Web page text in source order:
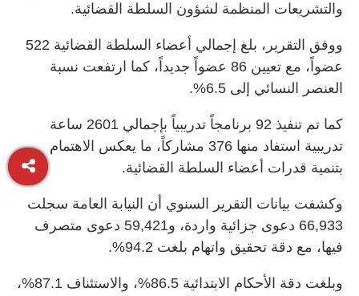
والتشريعات المنظمة لشؤون السلطة القضائية.
ووفق التقرير، بلغ إجمالي أعضاء السلطة القضائية 522
عضواً، مع تعيين 86 عضواً جديداً، كما ارتفعت نسبة
العنصر النسائي إلى 6.5%.
كما تم تنفيذ 92 برنامجاً تدريبياً بإجمالي 2601 ساعة
تدريبية استفاد منها 376 مشاركاً، ما يعكس الاهتمام
بتنمية قدرات أعضاء السلطة القضائية.
وكشفت بيانات التقرير السنوي أن النيابة العامة سجلت
66,933 دعوى جزائية واردة، و59,421 دعوى متصرف
فيها، مع دقة تحقيق واتهام بلغت 94.2%.
وبلغت دقة الأحكام الابتدائية 86.5%، والاستئناف 87.1%،